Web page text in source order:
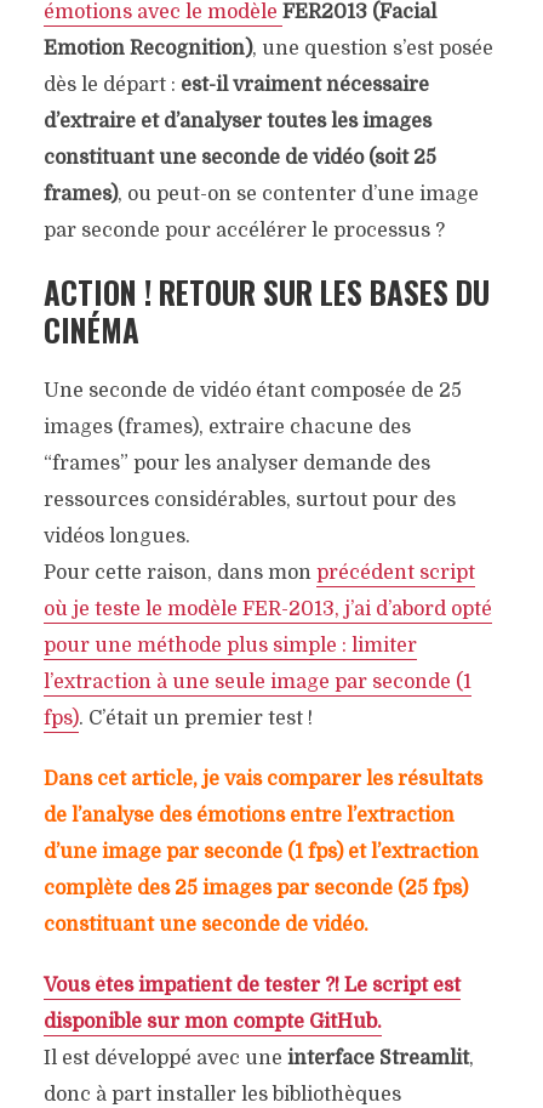
émotions avec le modèle FER2013 (Facial
Emotion Recognition), une question s’est posée
dès le départ : est-il vraiment nécessaire
d’extraire et d’analyser toutes les images
constituant une seconde de vidéo (soit 25
frames), ou peut-on se contenter d’une image
par seconde pour accélérer le processus ?
ACTION ! RETOUR SUR LES BASES DU
CINÉMA
Une seconde de vidéo étant composée de 25
images (frames), extraire chacune des
“frames” pour les analyser demande des
ressources considérables, surtout pour des
vidéos longues.
Pour cette raison, dans mon précédent script
où je teste le modèle FER-2013, j’ai d’abord opté
pour une méthode plus simple : limiter
l’extraction à une seule image par seconde (1
fps). C’était un premier test !
Dans cet article, je vais comparer les résultats
de l’analyse des émotions entre l’extraction
d’une image par seconde (1 fps) et l’extraction
complète des 25 images par seconde (25 fps)
constituant une seconde de vidéo.
Vous êtes impatient de tester ?! Le script est
disponible sur mon compte GitHub.
Il est développé avec une interface Streamlit,
donc à part installer les bibliothèques